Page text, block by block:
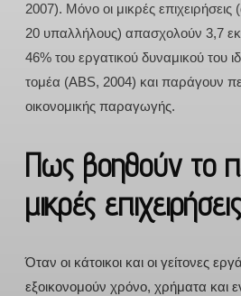
2007). Μόνο οι μικρές
20 υπαλλήλους) απασχολούν 3,7
46% του εργατικού δυναμικού του
τομέα (ABS, 2004) και παράγουν
οικονομικής παραγωγής.
Πως βοηθούν το
μικρές
Όταν οι κάτοικοι και οι γείτονες
εξοικονομούν χρόνο, χρήματα και